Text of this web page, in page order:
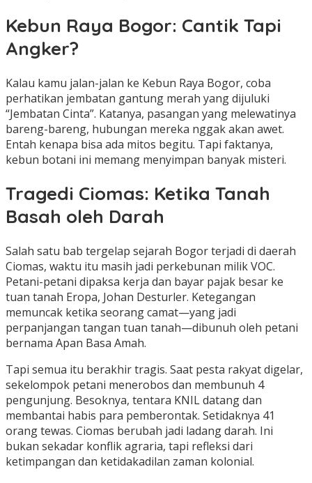
Kebun Raya Bogor: Cantik Tapi
Angker?
Kalau kamu jalan-jalan ke Kebun Raya Bogor, coba
perhatikan jembatan gantung merah yang dijuluki
“Jembatan Cinta”. Katanya, pasangan yang melewatinya
bareng-bareng, hubungan mereka nggak akan awet.
Entah kenapa bisa ada mitos begitu. Tapi faktanya,
kebun botani ini memang menyimpan banyak misteri.
Tragedi Ciomas: Ketika Tanah
Basah oleh Darah
Salah satu bab tergelap sejarah Bogor terjadi di daerah
Ciomas, waktu itu masih jadi perkebunan milik VOC.
Petani-petani dipaksa kerja dan bayar pajak besar ke
tuan tanah Eropa, Johan Desturler. Ketegangan
memuncak ketika seorang camat—yang jadi
perpanjangan tangan tuan tanah—dibunuh oleh petani
bernama Apan Basa Amah.
Tapi semua itu berakhir tragis. Saat pesta rakyat digelar,
sekelompok petani menerobos dan membunuh 4
pengunjung. Besoknya, tentara KNIL datang dan
membantai habis para pemberontak. Setidaknya 41
orang tewas. Ciomas berubah jadi ladang darah. Ini
bukan sekadar konflik agraria, tapi refleksi dari
ketimpangan dan ketidakadilan zaman kolonial.